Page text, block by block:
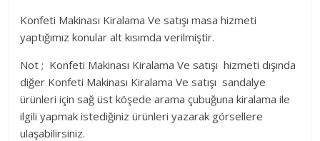
Konfeti Makinası Kiralama Ve satışı masa hizmeti
yaptığımız konular alt kısımda verilmiştir.
Not ; Konfeti Makinası Kiralama Ve satışı hizmeti dışında
diğer Konfeti Makinası Kiralama Ve satışı sandalye
ürünleri için sağ üst köşede arama çubuğuna kiralama ile
ilgili yapmak istediğiniz ürünleri yazarak görsellere
ulaşabilirsiniz.